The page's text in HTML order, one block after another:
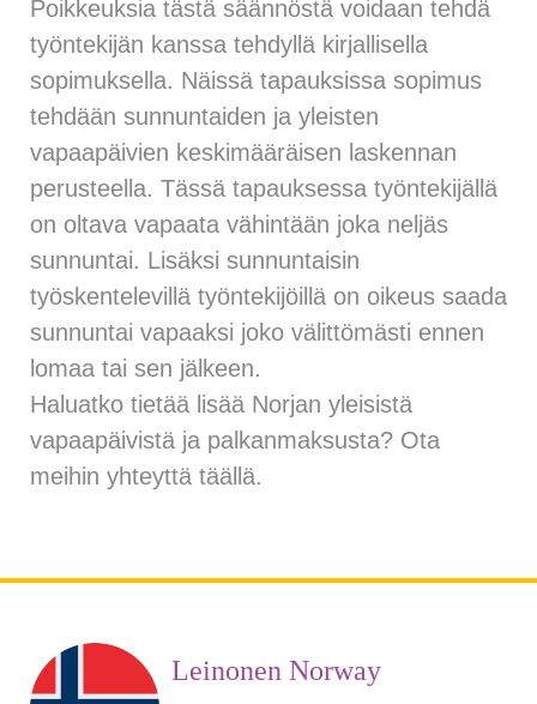
Poikkeuksia tästä säännöstä voidaan tehdä
työntekijän kanssa tehdyllä kirjallisella
sopimuksella. Näissä tapauksissa sopimus
tehdään sunnuntaiden ja yleisten
vapaapäivien keskimääräisen laskennan
perusteella. Tässä tapauksessa työntekijällä
on oltava vapaata vähintään joka neljäs
sunnuntai. Lisäksi sunnuntaisin
työskentelevillä työntekijöillä on oikeus saada
sunnuntai vapaaksi joko välittömästi ennen
lomaa tai sen jälkeen.
Haluatko tietää lisää Norjan yleisistä
vapaapäivistä ja palkanmaksusta? Ota
meihin yhteyttä täällä.
Leinonen Norway